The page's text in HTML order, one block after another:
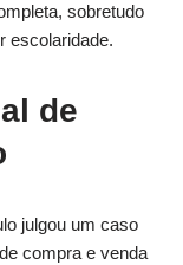
sobretudo
escolaridade.
de
julgou um caso
compra e venda